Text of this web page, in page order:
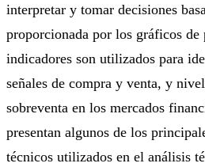
interpretar y tomar decisiones
proporcionada por los gráficos de
indicadores son utilizados para
señales de compra y venta, y
sobreventa en los mercados
presentan algunos de los
técnicos utilizados en el análisis